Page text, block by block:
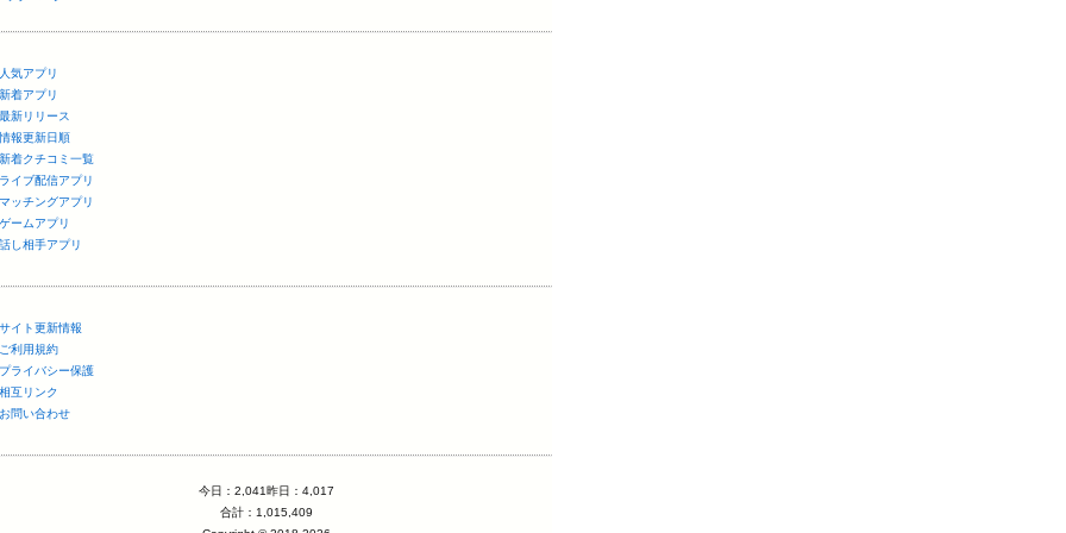
人気アプリ
新着アプリ
最新リリース
情報更新日順
新着クチコミ一覧
ライブ配信アプリ
マッチングアプリ
ゲームアプリ
話し相手アプリ
サイト更新情報
ご利用規約
プライバシー保護
相互リンク
お問い合わせ
今日：2,041昨日：4,017
合計：1,015,409